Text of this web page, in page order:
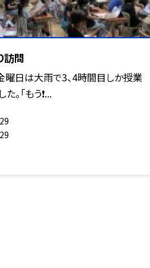
訪問
曜日は大雨で3、4時間目しか授業
。「もう❗️...